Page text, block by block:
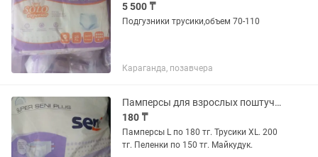
5 500 ₸
Подгузники трусики,объем 70-110
Караганда, позавчера
Памперсы для взрослых поштучно. Почти даром.
180 ₸
Памперсы L по 180 тг. Трусики XL. 200
тг. Пеленки по 150 тг. Майкудук.